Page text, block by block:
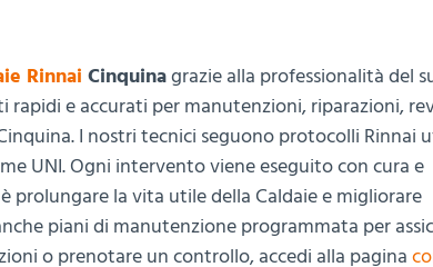
Rinnai Cinquinagrazie alla professionalità del
e accurati per manutenzioni, riparazioni,
I nostri tecnici seguono protocolli Rinnai
UNI. Ogni intervento viene eseguito con cura e
la vita utile della Caldaie e migliorare
piani di manutenzione programmata per
o prenotare un controllo, accedi alla pagina